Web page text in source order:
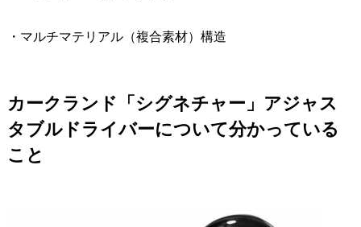
・マルチマテリアル（複合素材）構造
カークランド「シグネチャー」アジャス
タブルドライバーについて分かっている
こと